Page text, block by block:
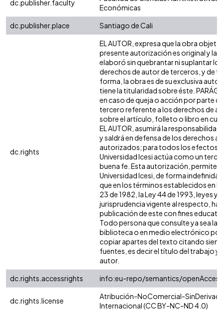
dc.publisher.faculty
Económicas
dc.publisher.place
Santiago de Cali
dc.rights
EL AUTOR, expresa que la obra objeto
presente autorización es original y la
elaboró sin quebrantar ni suplantar los
derechos de autor de terceros, y de
forma, la obra es de su exclusiva
tiene la titularidad sobre éste.
en caso de queja o acción por parte
tercero referente a los derechos de
sobre el artículo, folleto o libro en
EL AUTOR, asumirá la
y saldrá en defensa de los derechos
autorizados; para todos los efectos,
Universidad Icesi actúa como un
buena fe. Esta autorización, permite a
Universidad Icesi, de forma indefinida,
que en los términos establecidos en la
23 de 1982, la Ley 44 de 1993, leyes y
jurisprudencia vigente al respecto,
publicación de este con fines
Todo persona que consulte ya sea la
biblioteca o en medio electrónico
copiar apartes del texto citando
fuentes, es decir el título del trabajo y
autor.
dc.rights.accessrights
info:eu-repo/semantics/openAccess
dc.rights.license
Atribución-NoComercial-
Internacional (CC BY-NC-ND 4.0)